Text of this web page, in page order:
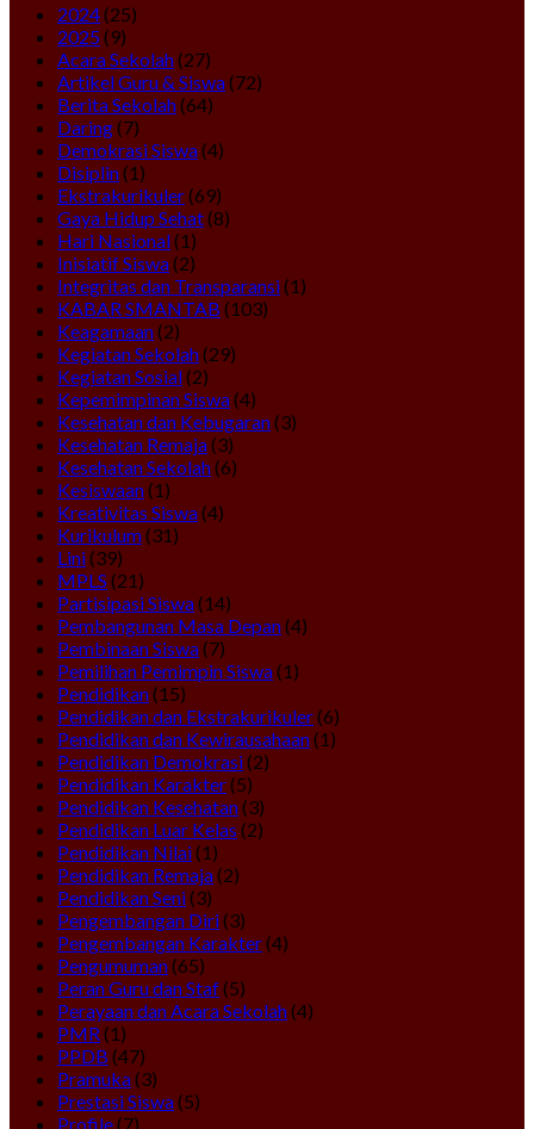
2024(25)
2025(9)
Acara Sekolah(27)
Artikel Guru & Siswa(72)
Berita Sekolah(64)
Daring(7)
Demokrasi Siswa(4)
Disiplin(1)
Ekstrakurikuler(69)
Gaya Hidup Sehat(8)
Hari Nasional(1)
Inisiatif Siswa(2)
Integritas dan Transparansi(1)
KABAR SMANTAB (103)
Keagamaan(2)
Kegiatan Sekolah(29)
Kegiatan Sosial(2)
Kepemimpinan Siswa(4)
Kesehatan dan Kebugaran(3)
Kesehatan Remaja(3)
Kesehatan Sekolah(6)
Kesiswaan(1)
Kreativitas Siswa(4)
Kurikulum(31)
Lini(39)
MPLS (21)
Partisipasi Siswa(14)
Pembangunan Masa Depan(4)
Pembinaan Siswa(7)
Pemilihan Pemimpin Siswa(1)
Pendidikan(15)
Pendidikan dan Ekstrakurikuler(6)
Pendidikan dan Kewirausahaan(1)
Pendidikan Demokrasi(2)
Pendidikan Karakter(5)
Pendidikan Kesehatan(3)
Pendidikan Luar Kelas (2)
Pendidikan Nilai(1)
Pendidikan Remaja(2)
Pendidikan Seni(3)
Pengembangan Diri(3)
Pengembangan Karakter(4)
Pengumuman(65)
Peran Guru dan Staf(5)
Perayaan dan Acara Sekolah(4)
PMR (1)
PPDB (47)
Pramuka(3)
Prestasi Siswa(5)
Profile(7)